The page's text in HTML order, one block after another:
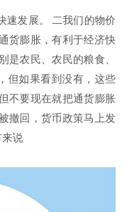
速发展。 二我们的物价
货膨胀，有利于经济快
是农民、农民的粮食、
但如果看到没有，这些
不要现在就把通货膨胀
撤回，货币政策马上发
来说